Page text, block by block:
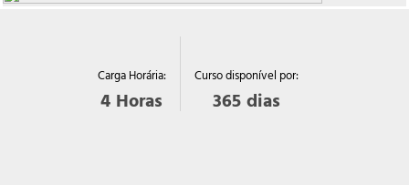
Carga Horária:
4 Horas
Curso disponível por:
365 dias